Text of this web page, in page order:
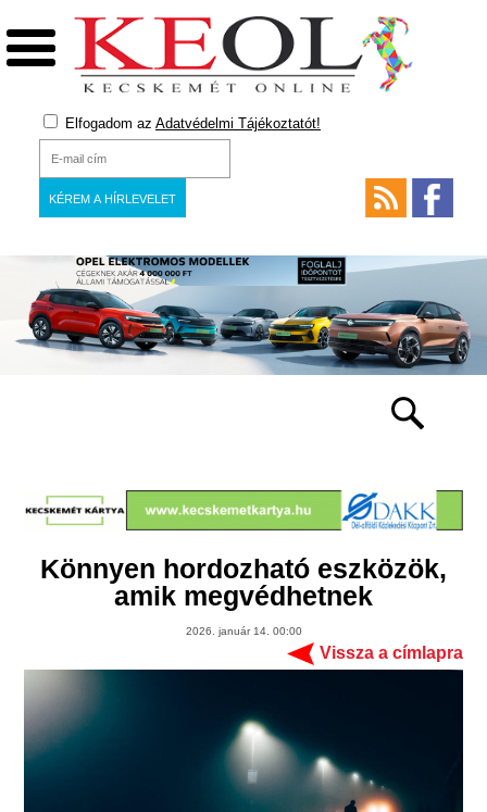
Elfogadom az Adatvédelmi Tájékoztatót!
Könnyen hordozható eszközök,
amik megvédhetnek
2026. január 14. 00:00
Vissza a címlapra